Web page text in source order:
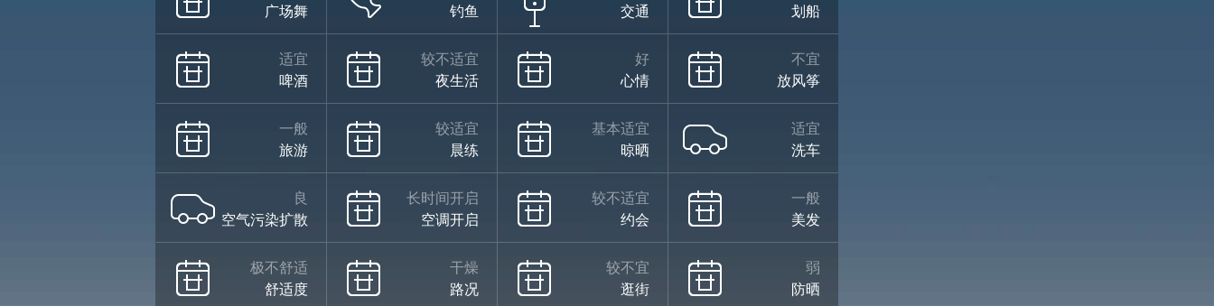
广场舞
钓鱼
交通
划船
适宜
啤酒
较不适宜
夜生活
好
心情
不宜
放风筝
一般
旅游
较适宜
晨练
基本适宜
晾晒
适宜
洗车
良
空气污染扩散
长时间开启
空调开启
较不适宜
约会
一般
美发
极不舒适
舒适度
干燥
路况
较不宜
逛街
弱
防晒